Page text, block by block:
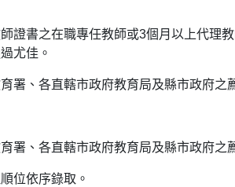
證書之在職專任教師或3個月以上代理
尤佳。
署、各直轄市政府教育局及縣市政府之
署、各直轄市政府教育局及縣市政府之
位依序錄取。